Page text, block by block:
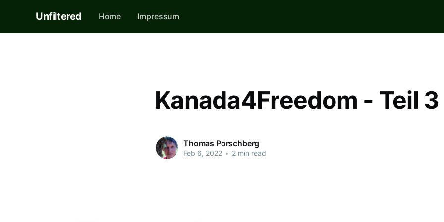
Unfiltered Home Impressum
Kanada4Freedom - Teil 3
Thomas Porschberg
Feb 6, 2022 • 2 min read